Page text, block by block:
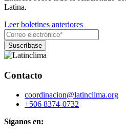
Latina.
Leer boletines anteriores
Contacto
coordinacion@latinclima.org
+506 8374-0732
Síganos en: